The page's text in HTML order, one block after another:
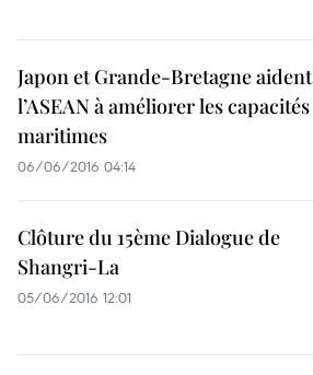
Japon et Grande-Bretagne aident
l’ASEAN à améliorer les capacités
maritimes
06/06/2016 04:14
Clôture du 15ème Dialogue de
Shangri-La
05/06/2016 12:01